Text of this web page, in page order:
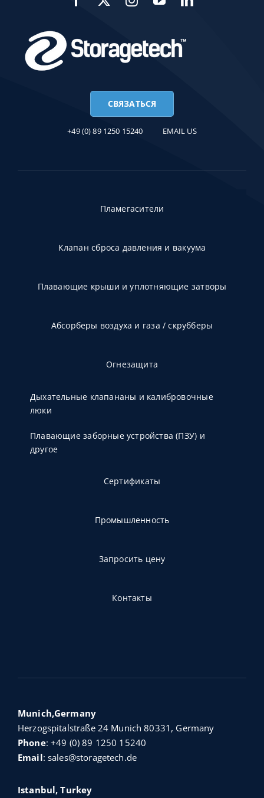
СВЯЗАТЬСЯ
Пламегасители
Клапан сброса давления и вакуума
Плавающие крыши и уплотняющие затворы
Абсорберы воздуха и газа / скрубберы
Огнезащита
Дыхательные клапананы и калибровочные
люки
Плавающие заборные устройства (ПЗУ) и
другое
Сертификаты
Промышленность
Запросить цену
Контакты
Munich,Germany
Herzogspitalstraße 24 Munich 80331, Germany
Phone:+49 (0) 89 1250 15240
Email:sales@storagetech.de
Istanbul, Turkey
+49 (0) 89 1250 15240 EMAIL US